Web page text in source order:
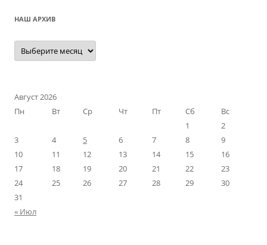
НАШ АРХИВ
Наш
архив
Август 2026
Пн
Вт Ср Чт Пт Сб
Вс
1
2
3
4 5 6 7 8
9
10
11 12 13 14 15
16
17
18 19 20 21 22
23
24
25 26 27 28 29
30
31
« Июл